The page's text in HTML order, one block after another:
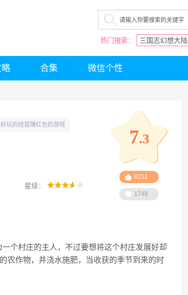
热门搜索： 三国志幻想大陆
合集 微信个性
玩的经营赚红包的游戏
星级：
7.3
8251
1749
个村庄的主人，不过要想将这个村庄发展好却
农作物，并浇水施肥，当收获的季节到来的时